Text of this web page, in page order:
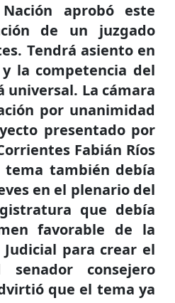
aprobó este
de un juzgado
Tendrá asiento en
la competencia del
universal. La cámara
por unanimidad
presentado por
Fabián Ríos
tema también debía
en el plenario del
que debía
favorable de la
para crear el
consejero
que el tema ya